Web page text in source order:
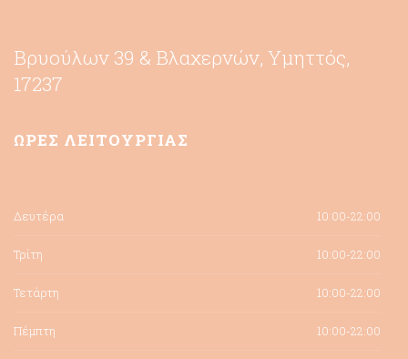
Βρυούλων 39 & Βλαχερνών, Υμηττός,
17237
ΩΡΕΣ ΛΕΙΤΟΥΡΓΙΑΣ
Δευτέρα 10:00-22:00
Τρίτη 10:00-22:00
Τετάρτη 10:00-22:00
Πέμπτη 10:00-22:00